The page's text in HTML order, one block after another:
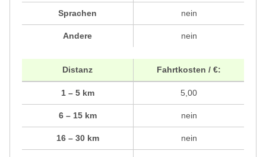
Sprachen
Andere
nein
nein
Distanz
1 – 5 km
6 – 15 km
16 – 30 km
Fahrtkosten / €:
5,00
nein
nein